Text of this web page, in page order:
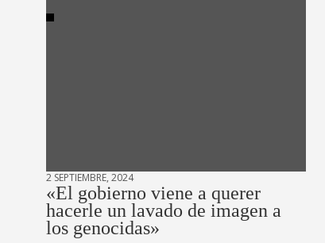
2 SEPTIEMBRE, 2024
«El gobierno viene a querer
hacerle un lavado de imagen a
los genocidas»